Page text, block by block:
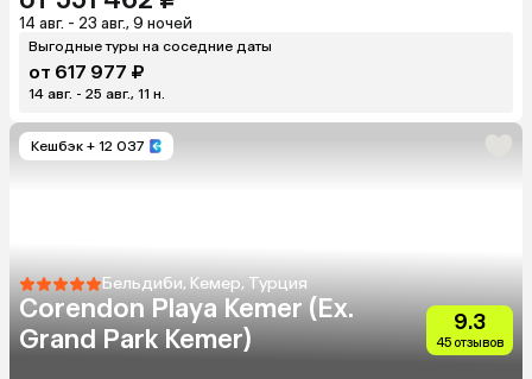
14 авг. - 23 авг., 9 ночей
Выгодные туры на соседние даты
от 617 977 ₽
14 авг. - 25 авг., 11 н.
Кешбэк + 12 037
Бельдиби, Кемер, Турция
Corendon Playa Kemer (Ex.
Grand Park Kemer)
9.3
45 отзывов